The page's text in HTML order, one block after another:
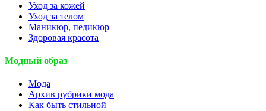
Уход за кожей
Уход за телом
Маникюр, педикюр
Здоровая красота
Модный образ
Мода
Архив рубрики мода
Как быть стильной